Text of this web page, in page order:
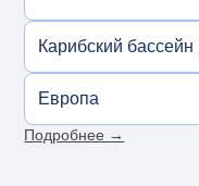
Карибский
Европа
Подробнее →